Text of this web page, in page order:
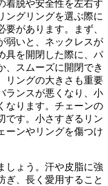
着脱や安全性を左右す
ングリングを選ぶ際に
があります。まず、
弱いと、ネックレスが
を開閉した際に、 パ
、 スムーズに開閉でき
リングの大きさ も重要
ランスが悪くなり、小
ります。 チェーンの
です。小さすぎるリン
ーンやリングを傷つけ
しょう。汗や皮脂に強
ぎ、長く愛用すること